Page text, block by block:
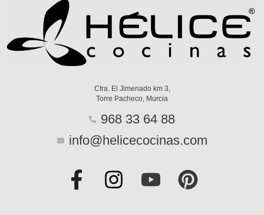
Ctra. El Jimenado km 3,
Torre Pacheco, Murcia
968 33 64 88
info@helicecocinas.com
F
a
I
n
Y
o
P
i